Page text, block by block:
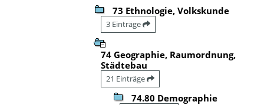
73 Ethnologie, Volkskunde
3 Einträge
74 Geographie, Raumordnung,
Städtebau
21 Einträge
74.80 Demographie